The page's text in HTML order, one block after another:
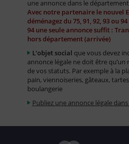
une annonce dans le
Avec notre partenaire le nouvel
déménagez du 75, 91, 92, 93 ou
94 une seule annonce suffit :
hors département (arrivée)
L’objet social que vous devez
annonce légale ne doit être qu’un
de vos statuts. Par exemple à la
pain, viennoiseries, gâteaux,
boulangerie
Publiez une annonce légale